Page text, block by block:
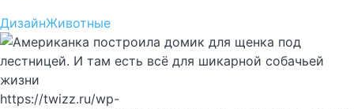
ДизайнЖивотные
https://twizz.ru/wp-